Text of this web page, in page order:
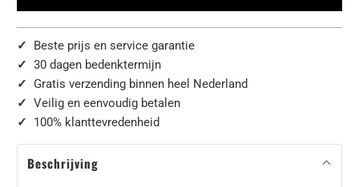
✓ Beste prijs en service garantie
✓30 dagen bedenktermijn
✓ Gratis verzending binnen heel Nederland
✓Veilig en eenvoudig betalen
✓ 100% klanttevredenheid
Beschrijving